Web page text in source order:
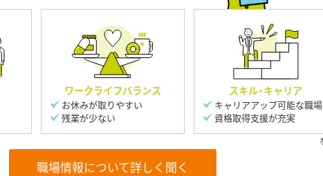
ワークライフバランス
お休みが取りやすい
残業が少ない
スキル・キャリア
キャリアアップ可能な職場
資格取得支援が充実
職場情報について詳しく聞く